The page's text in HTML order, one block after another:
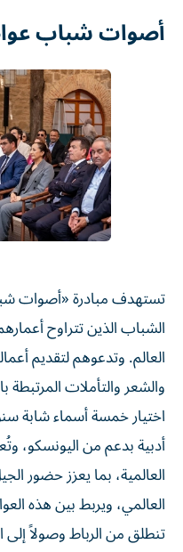
أصوات شباب
تستهدف مبادرة «أصوات
العالم. وتدعوهم لتقديم
والشعر والتأملات المرتبطة
اختيار خمسة أسماء شابة
أدبية بدعم من اليونسكو،
العالمية، بما يعزز حضور
العالمي، ويربط بين هذه
تنطلق من الرباط وصولاً إلى